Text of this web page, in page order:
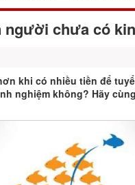
chưa có
khi có nhiều tiền để
nghiệm không? Hãy